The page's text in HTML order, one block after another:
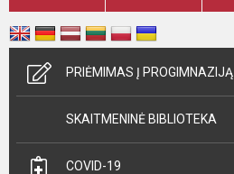
PRIĖMIMAS Į PROGIMNAZIJĄ
SKAITMENINĖ BIBLIOTEKA
COVID-19